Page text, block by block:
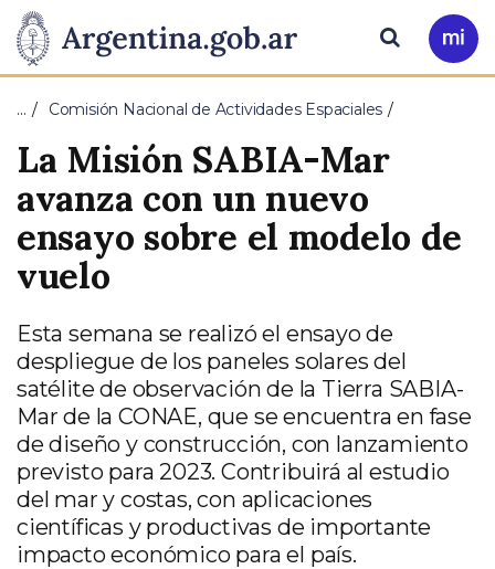
Presidencia
de
la
Nación
Pasar al contenido principal
Ir
a
Buscar
… Comisión Nacional de Actividades Espaciales
La Misión SABIA-Mar
avanza con un nuevo
ensayo sobre el modelo de
vuelo
Esta semana se realizó el ensayo de
despliegue de los paneles solares del
satélite de observación de la Tierra SABIA-
Mar de la CONAE, que se encuentra en fase
de diseño y construcción, con lanzamiento
previsto para 2023. Contribuirá al estudio
del mar y costas, con aplicaciones
científicas y productivas de importante
impacto económico para el país.